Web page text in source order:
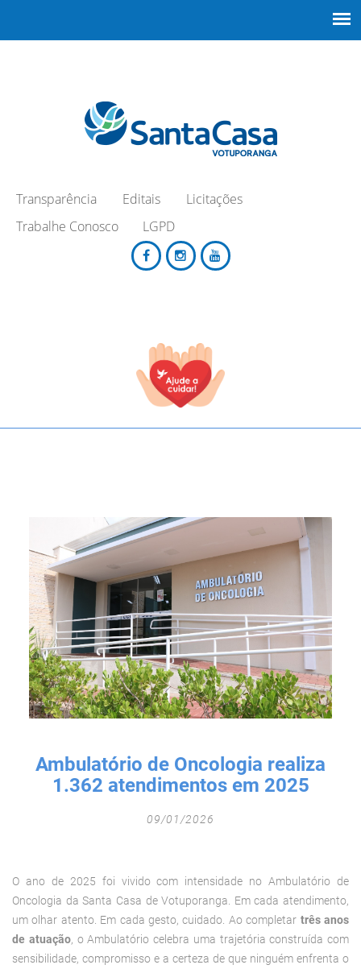
Transparência Editais
Licitações
Trabalhe Conosco
LGPD
TODOS OS CAMPOS SÃO OBRIGATÓRIOS.
Ambulatório de Oncologia realiza
1.362 atendimentos em 2025
09/01/2026
O ano de 2025 foi vivido com intensidade no Ambulatório de
Oncologia da Santa Casa de Votuporanga. Em cada atendimento,
um olhar atento. Em cada gesto, cuidado. Ao completar três anos
de atuação, o Ambulatório celebra uma trajetória construída com
sensibilidade, compromisso e a certeza de que ninguém enfrenta o